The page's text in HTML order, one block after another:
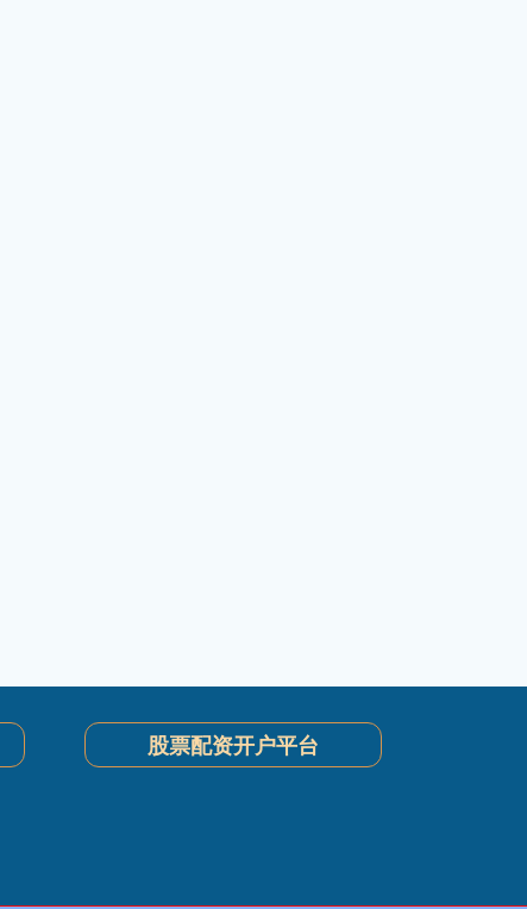
股票配资开户平台